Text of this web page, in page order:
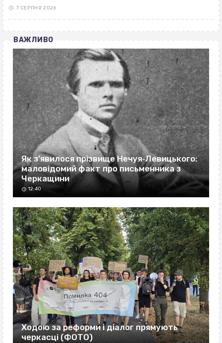
7 СЕРПНЯ 2026
ВАЖЛИВО
Як з’явилося прізвище Нечуя‐Левицького:
маловідомий факт про письменника з
Черкащини
12:40
Ходою за реформи і діалог прямують
черкасці (ФОТО)